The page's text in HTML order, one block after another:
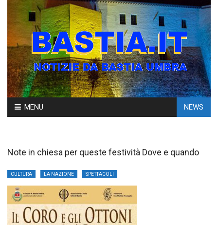
Skip
to
MENU NEWS
Note in chiesa per queste festività Dove e quando
CULTURA LA NAZIONE SPETTACOLI